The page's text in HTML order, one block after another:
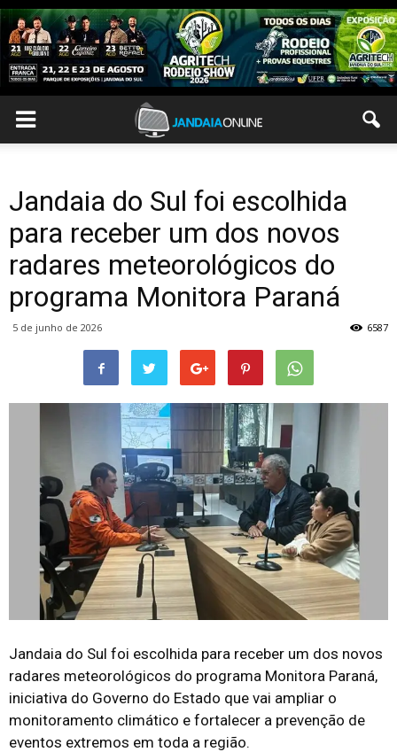
Jandaia do Sul foi escolhida
para receber um dos novos
radares meteorológicos do
programa Monitora Paraná
5 de junho de 2026 6587
Jandaia do Sul foi escolhida para receber um dos novos
radares meteorológicos do programa Monitora Paraná,
iniciativa do Governo do Estado que vai ampliar o
monitoramento climático e fortalecer a prevenção de
eventos extremos em toda a região.